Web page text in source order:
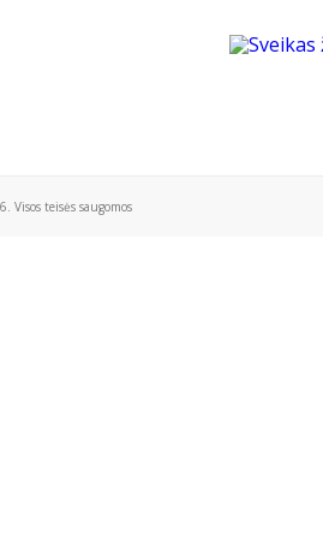
Visos teisės saugomos